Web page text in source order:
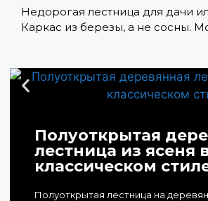
Недорогая лестница для дачи
Каркас из березы, а не сосны.
Полуоткрытая
лестница из ясеня
классическом
Полуоткрытая лестница на